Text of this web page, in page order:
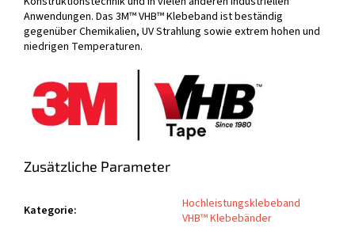
Anwendungen. Das 3M™ VHB™ Klebeband ist beständig
gegenüber Chemikalien, UV Strahlung sowie extrem hohen und
niedrigen Temperaturen.
Zusätzliche Parameter
Kategorie:
Hochleistungsklebeband
VHB™ Klebebänder